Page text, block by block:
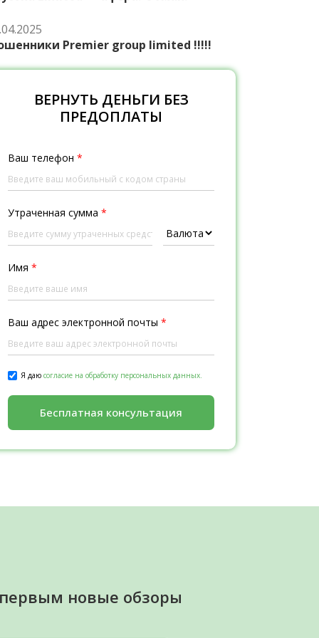
Premier group limited !!!!!
ВЕРНУТЬ ДЕНЬГИ БЕЗ
ПРЕДОПЛАТЫ
Ваш телефон *
Утраченная сумма *
Имя *
Ваш адрес электронной почты *
Я даю согласие на обработку персональных данных.
Бесплатная консультация
новые обзоры